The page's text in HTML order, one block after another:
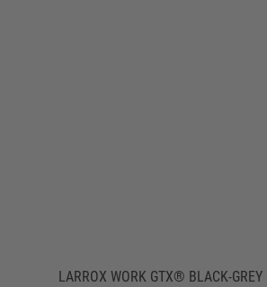
LARROX WORK GTX® BLACK-